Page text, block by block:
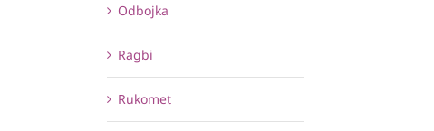
Odbojka
Ragbi
Rukomet